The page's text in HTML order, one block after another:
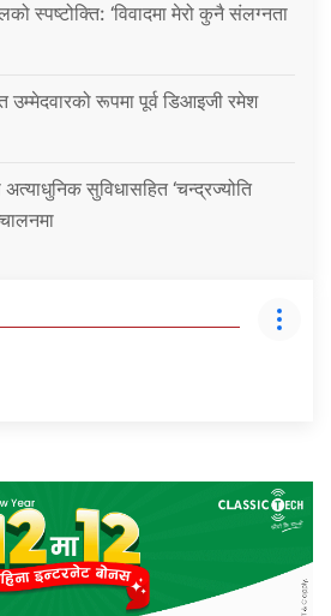
स्पष्टोक्ति: ‘विवादमा मेरो कुनै संलग्नता
उम्मेदवारको रूपमा पूर्व डिआइजी रमेश
अत्याधुनिक सुविधासहित ‘चन्द्रज्योति